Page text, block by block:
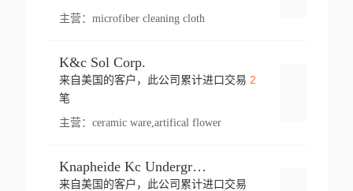
主营： microfiber cleaning cloth
K&c Sol Corp.
来自美国的客户，此公司累计进口交易 2
笔
主营： ceramic ware,artifical flower
Knapheide Kc Underground
来自美国的客户，此公司累计进口交易